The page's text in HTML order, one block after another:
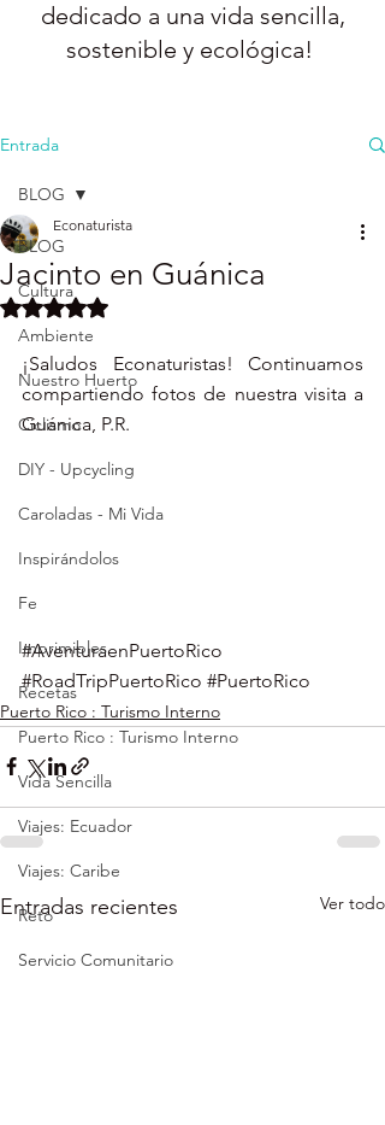
dedicado a una vida sencilla,
sostenible y ecológica!
Entrada
BLOG
Cultura
Ambiente
Nuestro Huerto
Ciclismo
DIY - Upcycling
Caroladas - Mi Vida
Inspirándolos
Fe
Imprimibles
Recetas
Puerto Rico : Turismo Interno
Vida Sencilla
Viajes: Ecuador
Viajes: Caribe
Reto
Servicio Comunitario
BLOG
Jacinto en Guánica
Econaturista
Obtuvo NaN de 5 estrellas.
¡Saludos Econaturistas! Continuamos
compartiendo fotos de nuestra visita a
Guánica, P.R.
#AventuraenPuertoRico
#RoadTripPuertoRico #PuertoRico
Puerto Rico : Turismo Interno
Entradas recientes Ver todo